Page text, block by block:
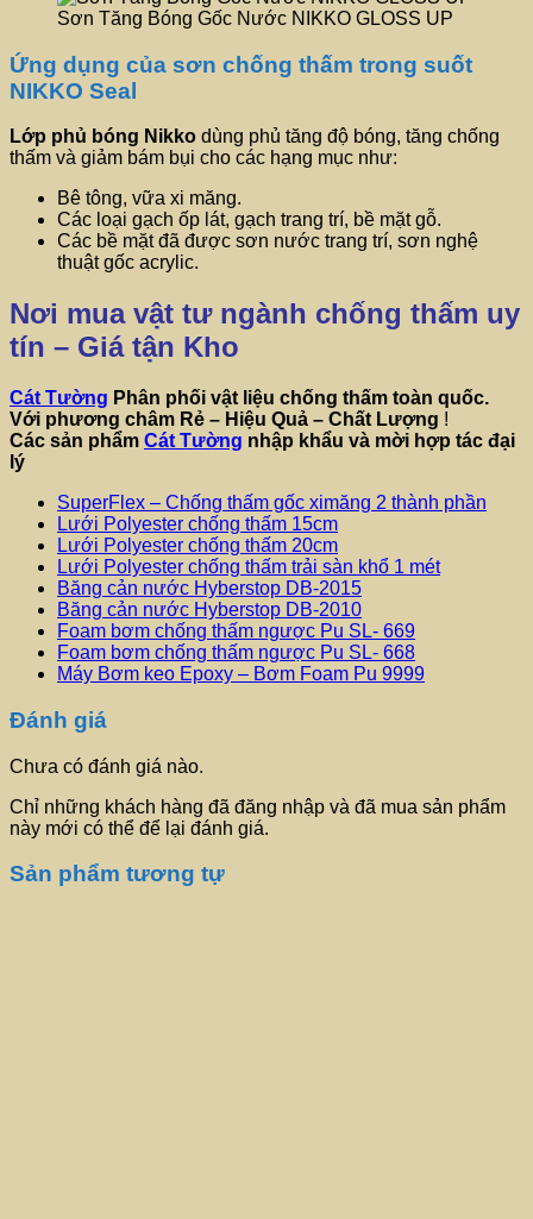
Sơn Tăng Bóng Gốc Nước NIKKO GLOSS UP
Ứng dụng của sơn chống thấm trong suốt
NIKKO Seal
Lớp phủ bóng Nikko dùng phủ tăng độ bóng, tăng chống
thấm và giảm bám bụi cho các hạng mục như:
Bê tông, vữa xi măng.
Các loại gạch ốp lát, gạch trang trí, bề mặt gỗ.
Các bề mặt đã được sơn nước trang trí, sơn nghệ
thuật gốc acrylic.
Nơi mua vật tư ngành chống thấm uy
tín – Giá tận Kho
Cát Tường Phân phối vật liệu chống thấm toàn quốc.
Với phương châm Rẻ – Hiệu Quả – Chất Lượng !
Các sản phẩm Cát Tường nhập khẩu và mời hợp tác đại
lý
SuperFlex – Chống thấm gốc ximăng 2 thành phần
Lưới Polyester chống thấm 15cm
Lưới Polyester chống thấm 20cm
Lưới Polyester chống thấm trải sàn khổ 1 mét
Băng cản nước Hyberstop DB-2015
Băng cản nước Hyberstop DB-2010
Foam bơm chống thấm ngược Pu SL- 669
Foam bơm chống thấm ngược Pu SL- 668
Máy Bơm keo Epoxy – Bơm Foam Pu 9999
Đánh giá
Chưa có đánh giá nào.
Chỉ những khách hàng đã đăng nhập và đã mua sản phẩm
này mới có thể để lại đánh giá.
Sản phẩm tương tự